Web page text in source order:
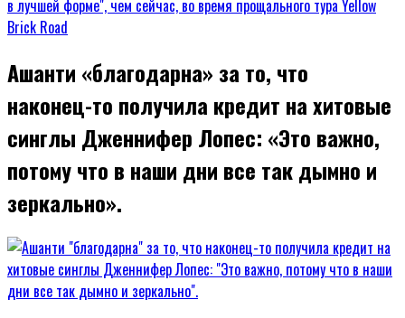
Ашанти «благодарна» за то, что
наконец-то получила кредит на хитовые
синглы Дженнифер Лопес: «Это важно,
потому что в наши дни все так дымно и
зеркально».